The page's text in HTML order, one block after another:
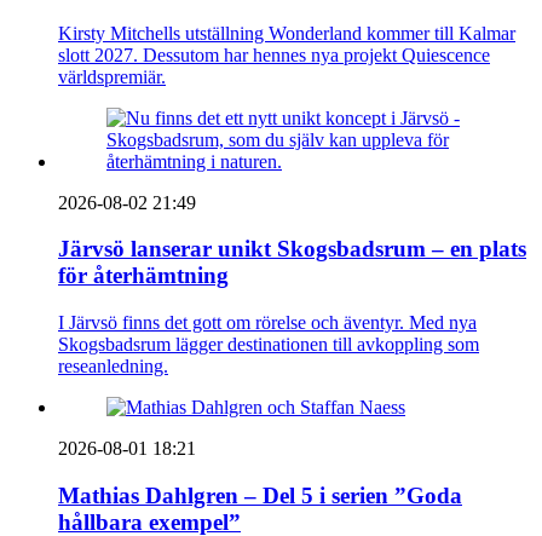
Kirsty Mitchells utställning Wonderland kommer till Kalmar
slott 2027. Dessutom har hennes nya projekt Quiescence
världspremiär.
2026-08-02 21:49
Järvsö lanserar unikt Skogsbadsrum – en plats
för återhämtning
I Järvsö finns det gott om rörelse och äventyr. Med nya
Skogsbadsrum lägger destinationen till avkoppling som
reseanledning.
2026-08-01 18:21
Mathias Dahlgren – Del 5 i serien ”Goda
hållbara exempel”